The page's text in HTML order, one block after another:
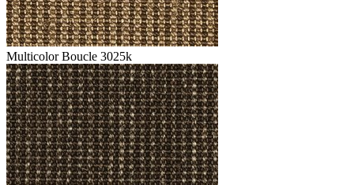
Multicolor Boucle 3025k